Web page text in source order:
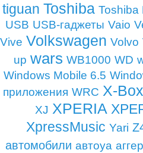
tiguan Toshiba Toshiba
USB USB-гаджеты Vaio
Vive Volkswagen Volvo
up wars WB1000 WD
Windows Mobile 6.5
приложения WRC X-Box
XJ XPERIA
XpressMusic Yari
автомобили автоуа аггер